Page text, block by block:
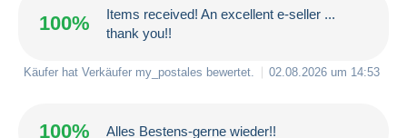
100%
Items received! An excellent e-seller ...
thank you!!
Käufer hat Verkäufer my_postales bewertet. 02.08.2026 um 14:53
100% Alles Bestens-gerne wieder!!